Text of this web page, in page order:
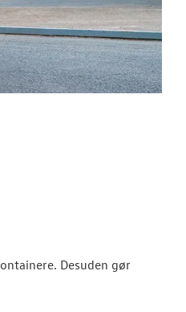
Desuden gør